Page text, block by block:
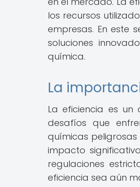
los recursos
empresas. En este
soluciones
química.
La
La eficiencia es
desafíos que
químicas
impacto
regulaciones
eficiencia sea aún